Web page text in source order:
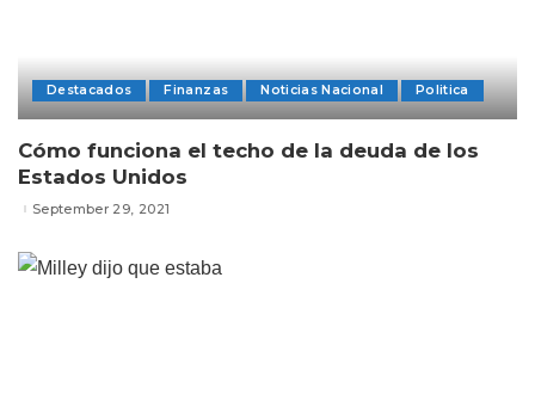
Destacados Finanzas Noticias Nacional Politica
Cómo funciona el techo de la deuda de los
Estados Unidos
September 29, 2021